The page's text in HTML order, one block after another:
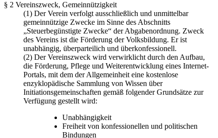
§ 2 Vereinszweck, Gemeinnützigkeit
(1) Der Verein verfolgt ausschließlich und unmittelbar
gemeinnützige Zwecke im Sinne des Abschnitts
„Steuerbegünstigte Zwecke“ der Abgabenordnung. Zweck
des Vereins ist die Förderung der Volksbildung. Er ist
unabhängig, überparteilich und überkonfessionell.
(2) Der Vereinszweck wird verwirklicht durch den Aufbau,
die Förderung, Pflege und Weiterentwicklung eines Internet-
Portals, mit dem der Allgemeinheit eine kostenlose
enzyklopädische Sammlung von Wissen über
Initiationsgemeinschaften gemäß folgender Grundsätze zur
Verfügung gestellt wird:
Unabhängigkeit
Freiheit von konfessionellen und politischen
Bindungen